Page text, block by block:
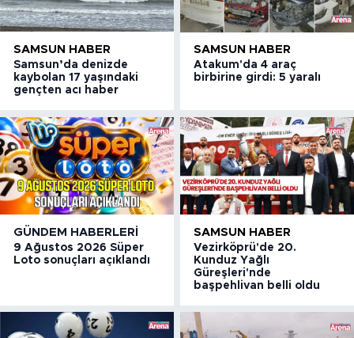
SAMSUN HABER
Samsun’da denizde
kaybolan 17 yaşındaki
gençten acı haber
SAMSUN HABER
Atakum'da 4 araç
birbirine girdi: 5 yaralı
GÜNDEM HABERLERI
9 Ağustos 2026 Süper
Loto sonuçları açıklandı
SAMSUN HABER
Vezirköprü'de 20.
Kunduz Yağlı
Güreşleri'nde
başpehlivan belli oldu